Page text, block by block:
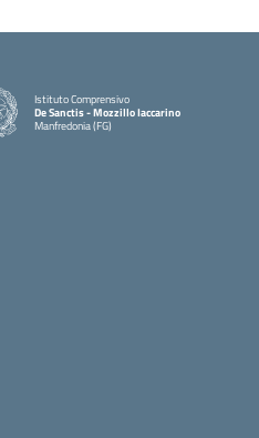
Istituto Comprensivo
De Sanctis - Mozzillo Iaccarino
Manfredonia (FG)